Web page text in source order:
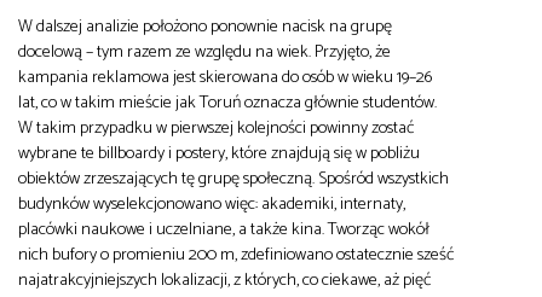
W dalszej analizie położono ponownie nacisk na grupę
docelową – tym razem ze względu na wiek. Przyjęto, że
kampania reklamowa jest skierowana do osób w wieku 19–26
lat, co w takim mieście jak Toruń oznacza głównie studentów.
W takim przypadku w pierwszej kolejności powinny zostać
wybrane te billboardy i postery, które znajdują się w pobliżu
obiektów zrzeszających tę grupę społeczną. Spośród wszystkich
budynków wyselekcjonowano więc: akademiki, internaty,
placówki naukowe i uczelniane, a także kina. Tworząc wokół
nich bufory o promieniu 200 m, zdefiniowano ostatecznie sześć
najatrakcyjniejszych lokalizacji, z których, co ciekawe, aż pięć